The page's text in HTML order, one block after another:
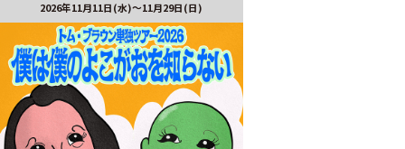
2026年11月11日(水)～11月29日(日)